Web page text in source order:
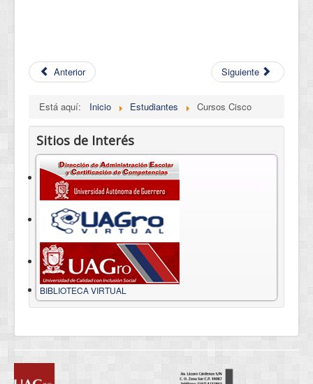
Anterior Siguiente
Está aquí: Inicio Estudiantes Cursos Cisco
Sitios de Interés
BIBLIOTECA VIRTUAL